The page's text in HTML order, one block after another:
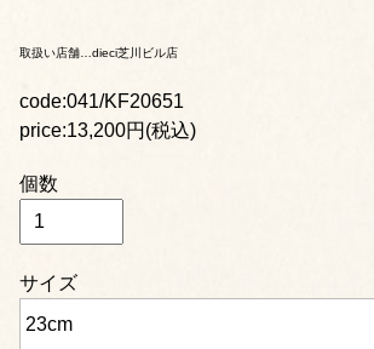
取扱い店舗…dieci芝川ビル店
code:041/KF20651
price:13,200円(税込)
個数
サイズ